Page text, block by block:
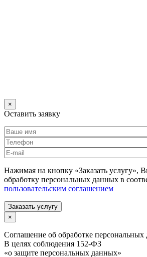
×
Оставить заявку
Нажимая на кнопку «Заказать услугу»,
обработку персональных данных в
пользовательским соглашением
Заказать услугу
×
Соглашение об обработке
В целях соблюдения 152-ФЗ
«о защите персональных данных»